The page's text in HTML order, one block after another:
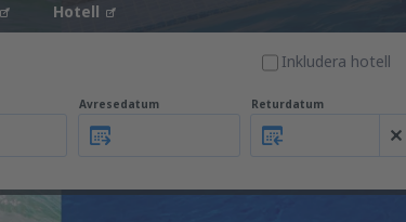
Hotell
Inkludera hotell
Avresedatum Returdatum